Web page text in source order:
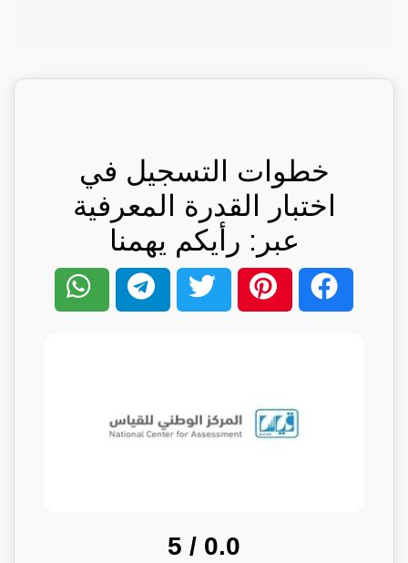
خطوات التسجيل في
اختبار القدرة المعرفية
عبر: رأيكم يهمنا
0.0
/ 5